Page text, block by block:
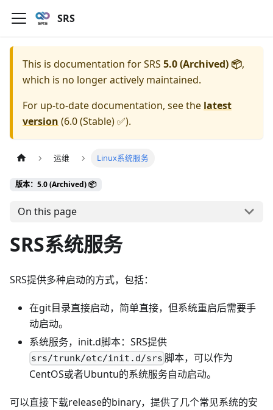
SRS
This is documentation forSRS 5.0 (Archived) 📦,
which is no longer actively maintained.
For up-to-date documentation, see the latest
version (6.0 (Stable) ✅).
运维 Linux系统服务
版本：5.0 (Archived) 📦
On this page
SRS系统服务
SRS提供多种启动的方式，包括：
在git目录直接启动，简单直接，但系统重启后需要手
动启动。
系统服务，init.d脚本：SRS提供
srs/trunk/etc/init.d/srs 脚本，可以作为
CentOS或者Ubuntu的系统服务自动启动。
可以直接下载release的binary，提供了几个常见系统的安